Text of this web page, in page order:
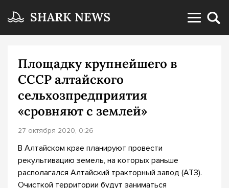
Площадку крупнейшего в
СССР алтайского
сельхозпредприятия
«сровняют с землей»
27 октября 2020, 0:26
В Алтайском крае планируют провести
рекультивацию земель, на которых раньше
располагался Алтайский тракторный завод (АТЗ).
Очисткой территории будут заниматься